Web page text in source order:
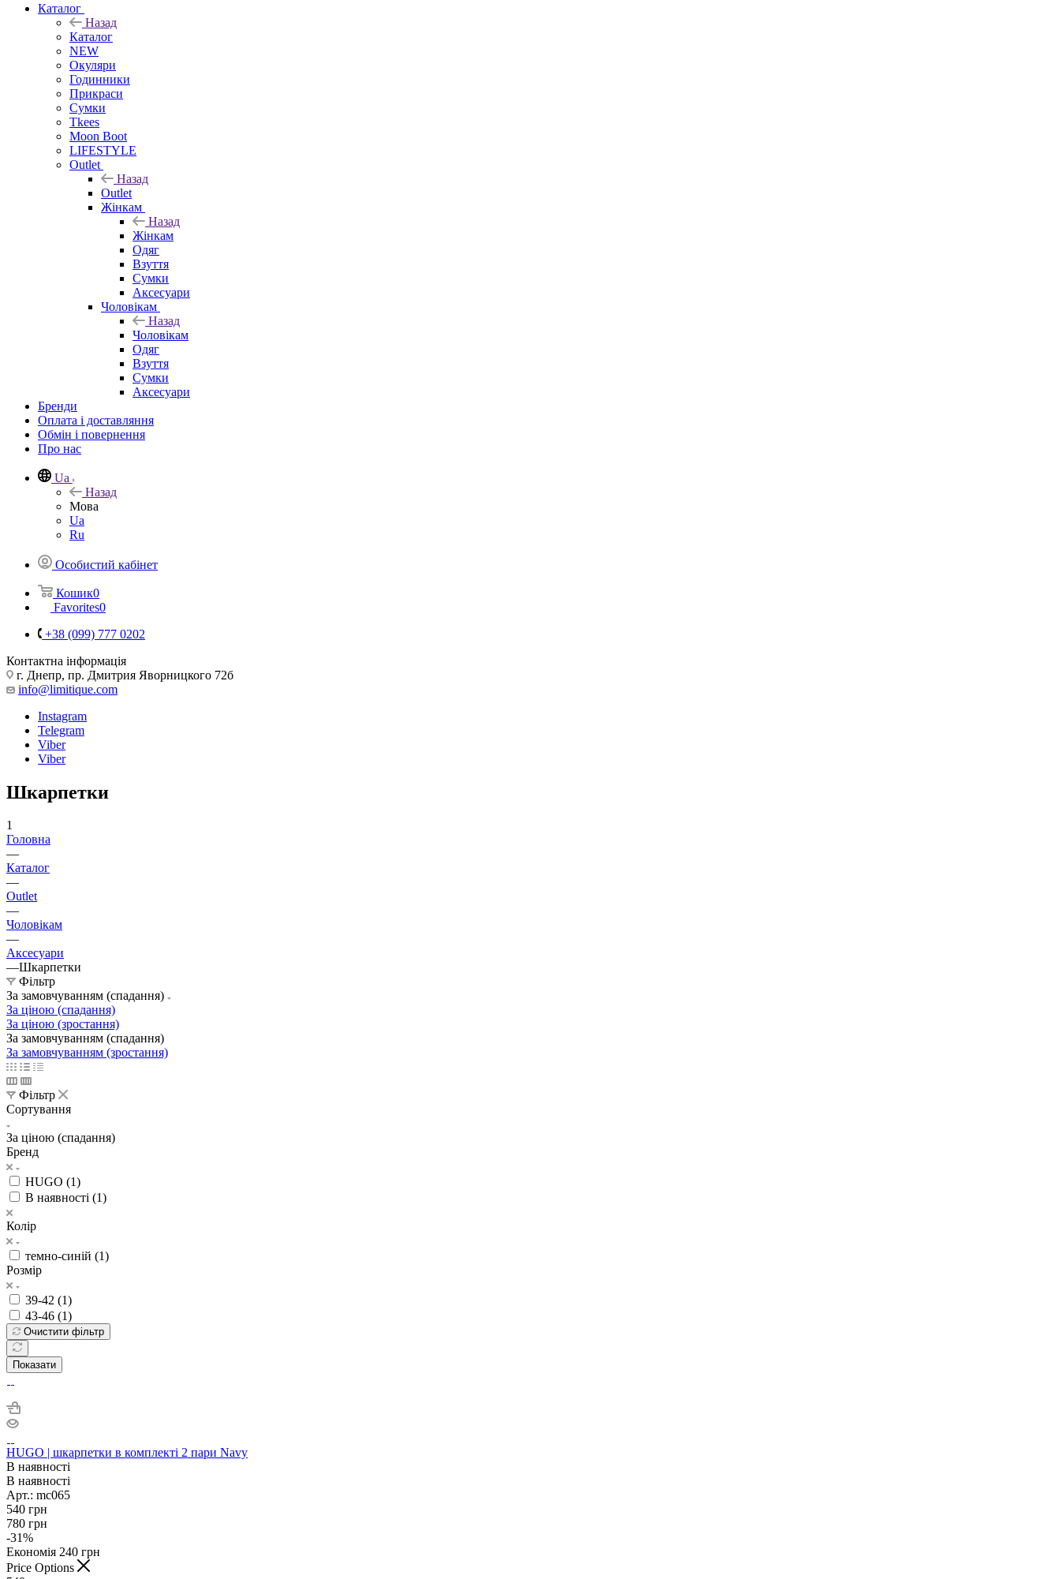
Каталог
Назад
Каталог
NEW
Окуляри
Годинники
Прикраси
Сумки
Tkees
Moon Boot
LIFESTYLE
Outlet
Назад
Outlet
Жінкам
Назад
Жінкам
Одяг
Взуття
Сумки
Аксесуари
Чоловікам
Назад
Чоловікам
Одяг
Взуття
Сумки
Аксесуари
Бренди
Оплата і доставляння
Обмін і повернення
Про нас
Ua
Назад
Мова
Ua
Ru
Особистий кабінет
Кошик0
Favorites0
+38 (099) 777 0202
Контактна інформація
г. Днепр, пр. Дмитрия Яворницкого 72б
info@limitique.com
Instagram
Telegram
Viber
Viber
Шкарпетки
1
Головна
—
Каталог
—
Outlet
—
Чоловікам
—
Аксесуари
—Шкарпетки
Фільтр
За замовчуванням (спадання)
За ціною (спадання)
За ціною (зростання)
За замовчуванням (спадання)
За замовчуванням (зростання)
Фільтр
Сортування
За ціною (спадання)
Бренд
HUGO (1)
В наявності (1)
Колір
темно-синій (1)
Розмір
39-42 (1)
43-46 (1)
Очистити фільтр
Показати
HUGO | шкарпетки в комплекті 2 пари Navy
В наявності
В наявності
Арт.: mc065
540 грн
780 грн
-31%
Економія 240 грн
Price Options